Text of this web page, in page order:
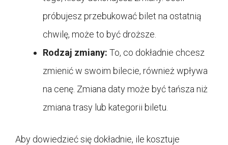
próbujesz przebukować bilet na ostatnią
chwilę, może to być droższe.
Rodzaj zmiany: To, co dokładnie chcesz
zmienić w swoim bilecie, również wpływa
na cenę. Zmiana daty może być tańsza niż
zmiana trasy lub kategorii biletu.
Aby dowiedzieć się dokładnie, ile kosztuje